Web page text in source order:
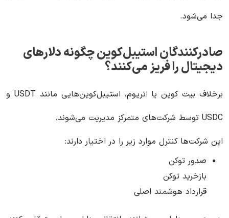
جدا می‌شود.
صادرکنندگان استیبل‌کوین چگونه دلارهای
دیجیتال را فریز می‌کنند؟
برخلاف بیت کوین یا اتریوم، استیبل‌کوین‌هایی مانند USDT و
USDC توسط شرکت‌های متمرکز مدیریت می‌شوند.
این شرکت‌ها کنترل موارد زیر را در اختیار دارند:
صدور توکن
بازخرید توکن
قرارداد هوشمند اصلی